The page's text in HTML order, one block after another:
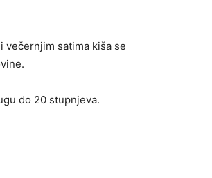
večernjim satima kiša se
do 20 stupnjeva.